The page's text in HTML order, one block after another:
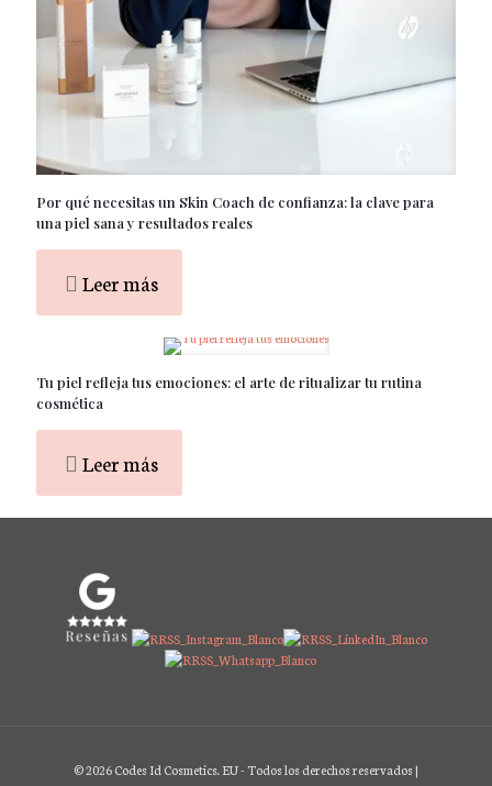
Por qué necesitas un Skin Coach de confianza: la clave para
una piel sana y resultados reales
Leer más
Tu piel refleja tus emociones: el arte de ritualizar tu rutina
cosmética
Leer más
© 2026 Codes Id Cosmetics. EU - Todos los derechos reservados |